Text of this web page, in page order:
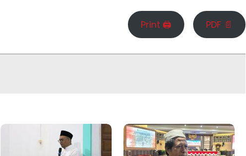
Print 🖨 PDF 📄